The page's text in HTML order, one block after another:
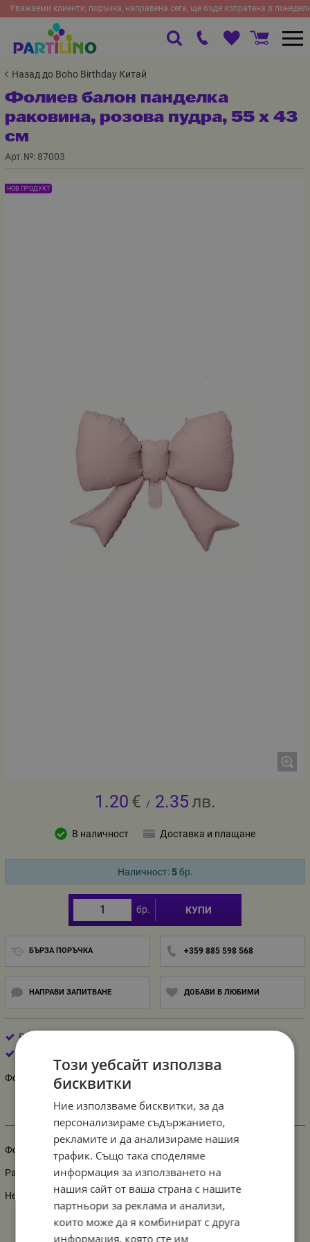
Уважаеми клиенти, поръчка, направена сега, ще бъде изпратена в
Назад до Boho Birthday Китай
Фолиев балон панделка
раковина, розова пудра, 55 х 43
см
Арт.№: 87003
НОВ ПРОДУКТ
1.20 € / 2.35лв.
В наличност Доставка и плащане
Наличност: 5бр.
бр. КУПИ
БЪРЗА ПОРЪЧКА +359 885 598 568
НАПРАВИ ЗАПИТВАНЕ ДОБАВИ В ЛЮБИМИ
Boho Birthday
Фолиев балон панделка раковина, розова пудра, 55 х 43 см
Информация
Фолиев балон панделка раковина, розова пудра, 55 х 43 см
Размер: 55 х 43 см
Не е пакетиран
Този уебсайт използва
бисквитки
Ние използваме бисквитки, за да
персонализираме съдържанието,
рекламите и да анализираме нашия
трафик. Също така споделяме
информация за използването на
нашия сайт от ваша страна с нашите
партньори за реклама и анализи,
които може да я комбинират с друга
информация, която сте им